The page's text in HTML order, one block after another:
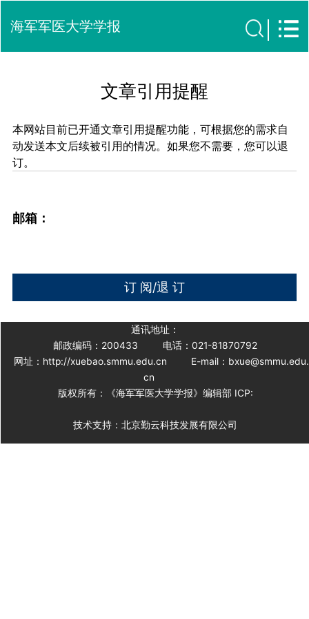
海军军医大学学报
文章引用提醒
本网站目前已开通文章引用提醒功能，可根据您的需求自
动发送本文后续被引用的情况。如果您不需要，您可以退
订。
邮箱：
通讯地址：
邮政编码：200433
电话：021-81870792
网址：http://xuebao.smmu.edu.cn
E-mail：bxue@smmu.edu.
cn
版权所有：《海军军医大学学报》编辑部 ICP:
技术支持：北京勤云科技发展有限公司